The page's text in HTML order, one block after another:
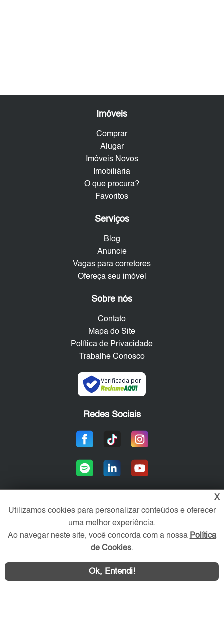
WhatsApp Contatar
Imóveis
Comprar
Alugar
Imóveis Novos
Imobiliária
O que procura?
Favoritos
Serviços
Blog
Anuncie
Vagas para corretores
Ofereça seu imóvel
Sobre nós
Contato
Mapa do Site
Política de Privacidade
Trabalhe Conosco
Verificada por
Redes Sociais
Área exclusiva aos anunciantes,
acesse sua conta:
X
Utilizamos cookies para personalizar conteúdos e oferecer
uma melhor experiência.
Ao navegar neste site, você concorda com a nossa Política
de Cookies.
Ok, Entendi!